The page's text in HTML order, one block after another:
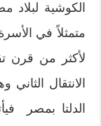
الكوشية
متمثلاً في
لأكثر من قرن
الانتقال
الدلتا بمصر